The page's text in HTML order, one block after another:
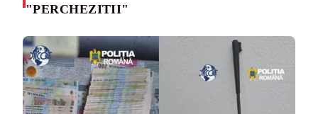
"PERCHEZITII"